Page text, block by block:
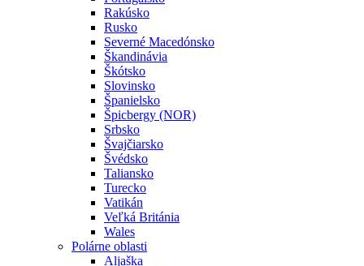
Rakúsko
Rusko
Severné Macedónsko
Škandinávia
Škótsko
Slovinsko
Španielsko
Špicbergy (NOR)
Srbsko
Švajčiarsko
Švédsko
Taliansko
Turecko
Vatikán
Veľká Británia
Wales
Polárne oblasti
Aljaška